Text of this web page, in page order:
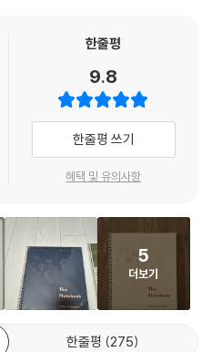
한줄평
9.8
한줄평 쓰기
혜택 및 유의사항
5
더보기
한줄평 275